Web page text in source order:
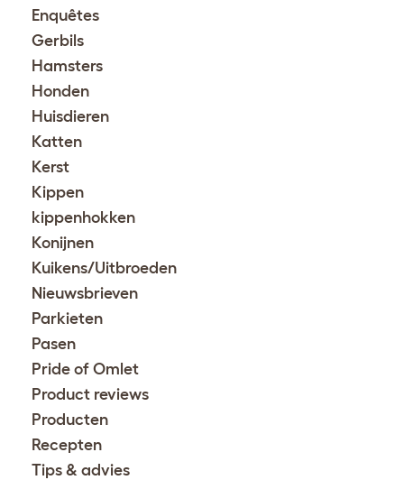
Enquêtes
Gerbils
Hamsters
Honden
Huisdieren
Katten
Kerst
Kippen
kippenhokken
Konijnen
Kuikens/Uitbroeden
Nieuwsbrieven
Parkieten
Pasen
Pride of Omlet
Product reviews
Producten
Recepten
Tips & advies